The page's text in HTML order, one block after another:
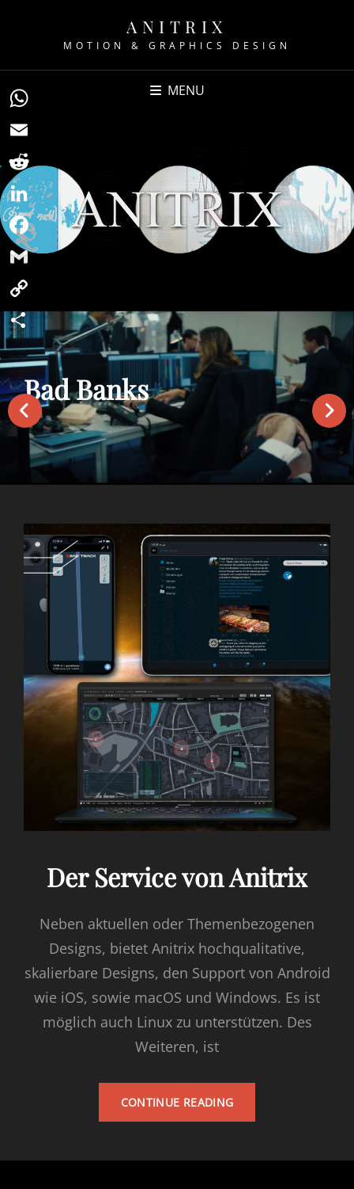
ANITRIX
MOTION & GRAPHICS DESIGN
MENU
Bad Banks
‹ ›
Der Service von Anitrix
Neben aktuellen oder Themenbezogenen
Designs, bietet Anitrix hochqualitative,
skalierbare Designs, den Support von Android
wie iOS, sowie macOS und Windows. Es ist
möglich auch Linux zu unterstützen. Des
Weiteren, ist
CONTINUE READINGDER
WhatsApp
Email
Reddit
LinkedIn
Facebook
Gmail
Copy
Link
Teilen